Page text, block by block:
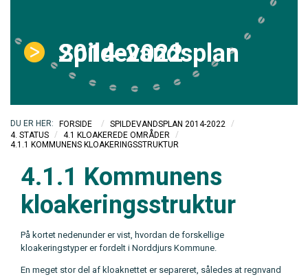
Spildevandsplan 2014-2022
FORSIDE / SPILDEVANDSPLAN 2014-2022
/
4. STATUS
/ 4.1 KLOAKEREDE OMRÅDER
/
4.1.1 KOMMUNENS KLOAKERINGSSTRUKTUR
4.1.1 Kommunens
kloakeringsstruktur
På kortet nedenunder er vist, hvordan de forskellige
kloakeringstyper er fordelt i Norddjurs Kommune.
En meget stor del af kloaknettet er separeret, således at regnvand